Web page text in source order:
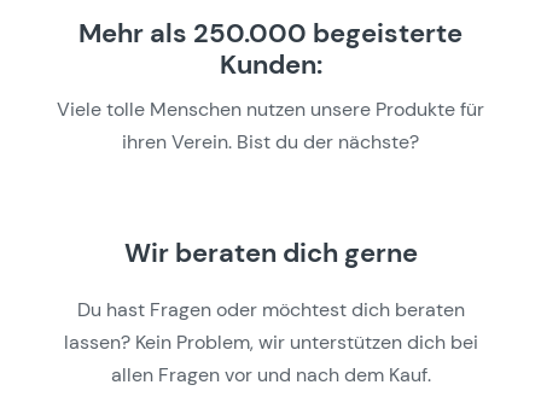
Mehr als 250.000 begeisterte
Kunden:
Viele tolle Menschen nutzen unsere Produkte für
ihren Verein. Bist du der nächste?
Wir beraten dich gerne
Du hast Fragen oder möchtest dich beraten
lassen? Kein Problem, wir unterstützen dich bei
allen Fragen vor und nach dem Kauf.